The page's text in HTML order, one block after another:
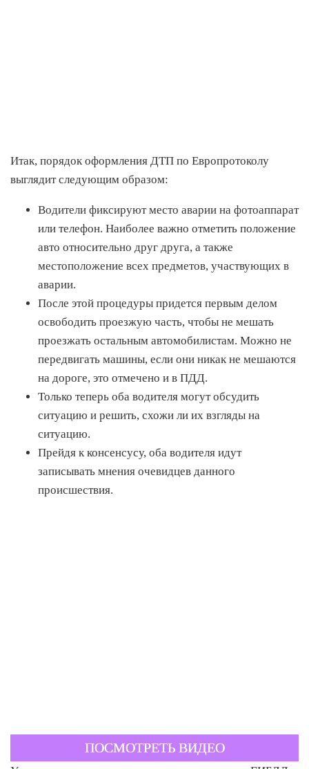
Итак, порядок оформления ДТП по Европротоколу
выглядит следующим образом:
Водители фиксируют место аварии на фотоаппарат
или телефон. Наиболее важно отметить положение
авто относительно друг друга, а также
местоположение всех предметов, участвующих в
аварии.
После этой процедуры придется первым делом
освободить проезжую часть, чтобы не мешать
проезжать остальным автомобилистам. Можно не
передвигать машины, если они никак не мешаются
на дороге, это отмечено и в ПДД.
Только теперь оба водителя могут обсудить
ситуацию и решить, схожи ли их взгляды на
ситуацию.
Прейдя к консенсусу, оба водителя идут
записывать мнения очевидцев данного
происшествия.
ПОСМОТРЕТЬ ВИДЕО